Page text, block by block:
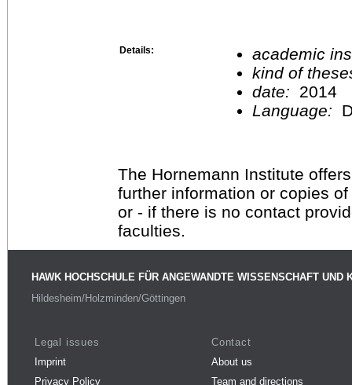
Details:
academic
kind of
date:
2014
Language:
The Hornemann Institute
further information or copies
or - if there is no contact
faculties.
HAWK HOCHSCHULE FÜR ANGEWANDTE WISSENSCHAFT UND
Hildesheim/Holzminden/Göttingen
Legal issues
Imprint
Privacy Policy
Contact
About us
Team and directions